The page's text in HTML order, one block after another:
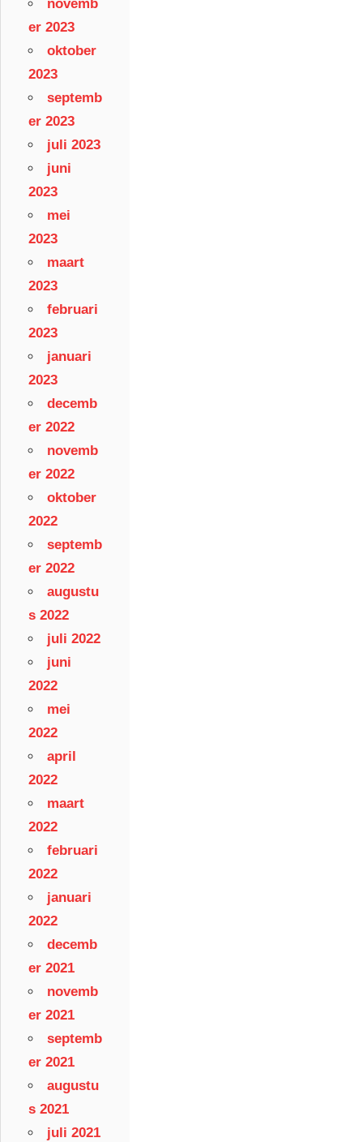
novemb
er 2023
oktober
2023
septemb
er 2023
juli 2023
juni
2023
mei
2023
maart
2023
februari
2023
januari
2023
decemb
er 2022
novemb
er 2022
oktober
2022
septemb
er 2022
augustu
s 2022
juli 2022
juni
2022
mei
2022
april
2022
maart
2022
februari
2022
januari
2022
decemb
er 2021
novemb
er 2021
septemb
er 2021
augustu
s 2021
juli 2021